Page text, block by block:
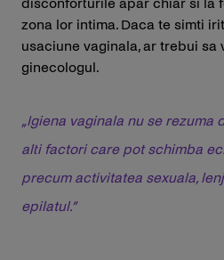
zona lor intima. Daca te simti
usaciune vaginala, ar trebui sa
ginecologul.
„Igiena vaginala nu se rezuma
alti factori care pot schimba
precum activitatea sexuala,
epilatul.”